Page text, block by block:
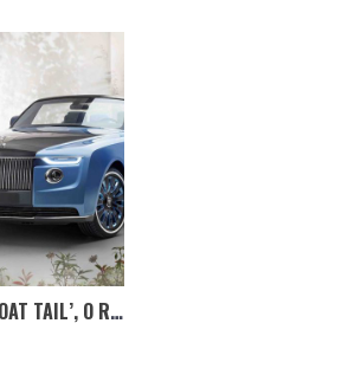
ROLLS ROYCE ‘BOAT TAIL’, O RR SEM LIMITE DE PREÇO